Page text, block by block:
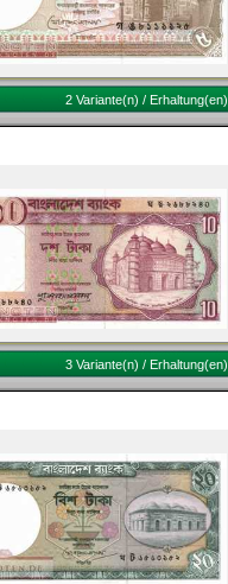
2 Variante(n) / Erhaltung(en)
3 Variante(n) / Erhaltung(en)